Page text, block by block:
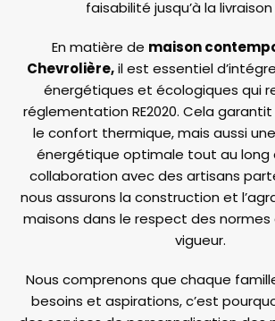
faisabilité jusqu’à la
En matière de maison
Chevrolière,il est essentiel
énergétiques et écologiques qui
réglementation RE2020. Cela
le confort thermique, mais aussi
énergétique optimale tout au long
collaboration avec des artisans
nous assurons la construction et
maisons dans le respect des normes
vigueur.
Nous comprenons que chaque
besoins et aspirations, c’est